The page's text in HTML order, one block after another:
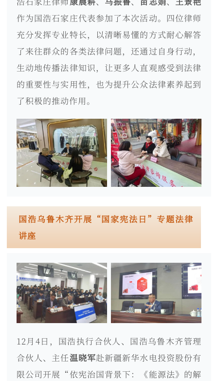
作为国浩石家庄代表参加了本次活动。四位律师
充分发挥专业特长，以清晰易懂的方式耐心解答
了来往群众的各类法律问题，还通过自身行动，
生动地传播法律知识，让更多人直观感受到法律
的重要性与实用性，也为提升公众法律素养起到
了积极的推动作用。
国浩乌鲁木齐开展“国家宪法日”专题法律
讲座
12月4日，国浩执行合伙人、国浩乌鲁木齐管理
合伙人、主任温晓军赴新疆新华水电投资股份有
限公司开展“依宪治国背景下：《能源法》的解